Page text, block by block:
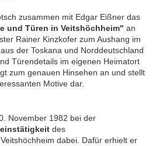
zusammen mit Edgar Eißner das
und Türen in Veitshöchheim" an
Rainer Kinzkofer zum Aushang im
der Toskana und Norddeutschland
Türendetails im eigenen Heimatort
zum genauen Hinsehen an und stellt
Motive dar.
November 1982 bei der
des
Veitshöchheim dabei. Dafür erhielt er